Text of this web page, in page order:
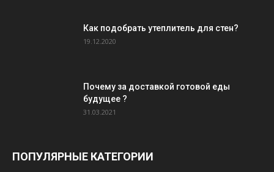
Как подобрать утеплитель для стен?
19.12.2020
Почему за доставкой готовой еды
будущее ?
31.03.2021
ПОПУЛЯРНЫЕ КАТЕГОРИИ